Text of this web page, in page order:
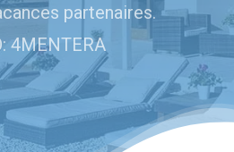
partenaires.
4MENTERA